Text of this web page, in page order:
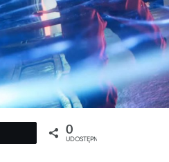
0
UDOSTĘPNIEŃ